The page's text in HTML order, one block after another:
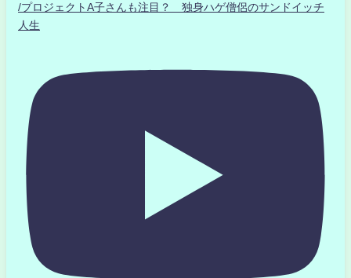
/プロジェクトA子さんも注目？ 独身ハゲ僧侶のサンドイッチ
人生